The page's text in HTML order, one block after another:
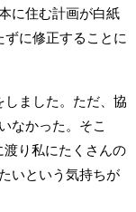
に住む計画が白紙
に修正することに
しました。ただ、協
なかった。そこ
り私にたくさんの
いという気持ちが